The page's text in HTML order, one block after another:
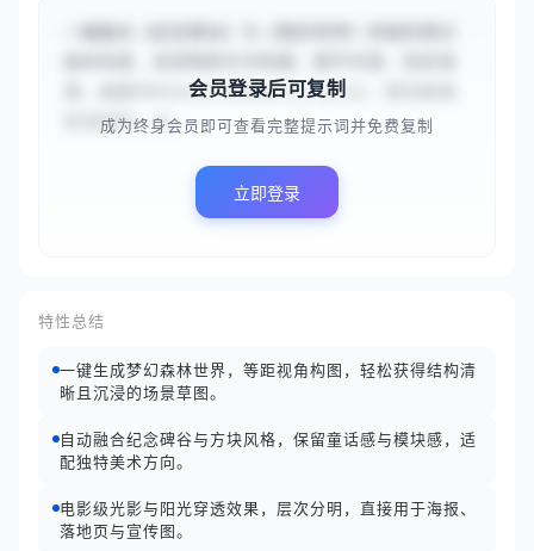
满。画面中#{environment_style}，阳光射线
穿透森林，光...
会员登录后可复制
成为终身会员即可查看完整提示词并免费复制
立即登录
特性总结
一键生成梦幻森林世界，等距视角构图，轻松获得结构清
晰且沉浸的场景草图。
自动融合纪念碑谷与方块风格，保留童话感与模块感，适
配独特美术方向。
电影级光影与阳光穿透效果，层次分明，直接用于海报、
落地页与宣传图。